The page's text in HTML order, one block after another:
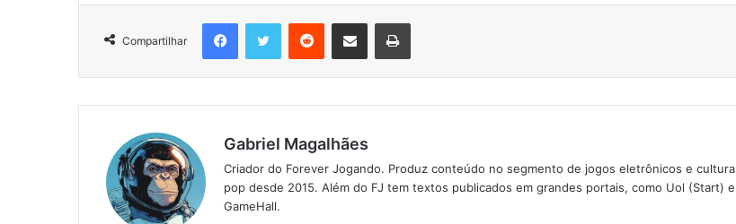
Compartilhar
Gabriel Magalhães
Criador do Forever Jogando. Produz conteúdo no segmento de jogos eletrônicos e cultura
pop desde 2015. Além do FJ tem textos publicados em grandes portais, como Uol (Start) e
GameHall.